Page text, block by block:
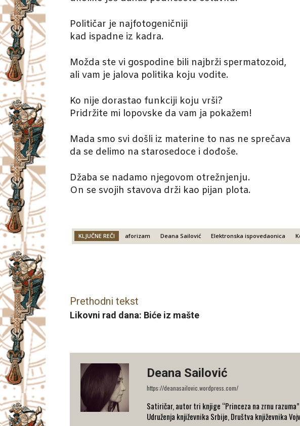
Političar je najfotogeničniji
kad ispadne iz kadra.
Možda ste vi gospodine bili najbrži spermatozoid,
ali vam je jalova politika koju vodite.
Ko nije dorastao funkciji koju vrši?
Pridržite mi lopovske da vam ja pokažem!
Mada smo svi došli iz materine to nas ne sprečava
da se delimo na starosedoce i dođoše.
Džaba se nadamo njegovom otrežnjenju.
On se svojih stavova drži kao pijan plota.
KLJUČNE REČI aforizam Deana Sailović Elektronska ispovedaonica
Prethodni tekst
Likovni rad dana: Biće iz mašte
Deana Sailović
https://deanasailovic.wordpress.com/
Satiričar, autor tri knjige “Princeza na zrnu
Udruženja književnika Srbije, Društva književnika